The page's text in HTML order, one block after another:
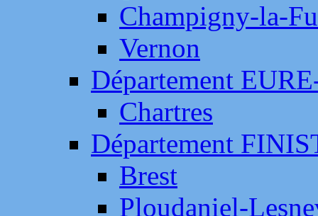
Champigny-la-
Vernon
Département
Chartres
Département
Brest
Ploudaniel-